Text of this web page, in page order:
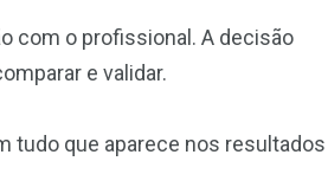
com o profissional. A decisão
e validar.
tudo que aparece nos resultados